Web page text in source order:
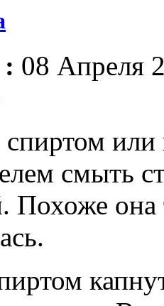
08 Апреля
или
смыть
Похоже